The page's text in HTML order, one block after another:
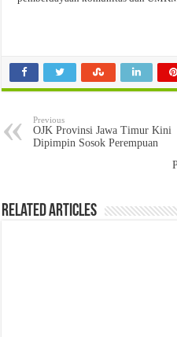
Previous
OJK Provinsi Jawa Timur Kini
Dipimpin Sosok Perempuan
Related Articles